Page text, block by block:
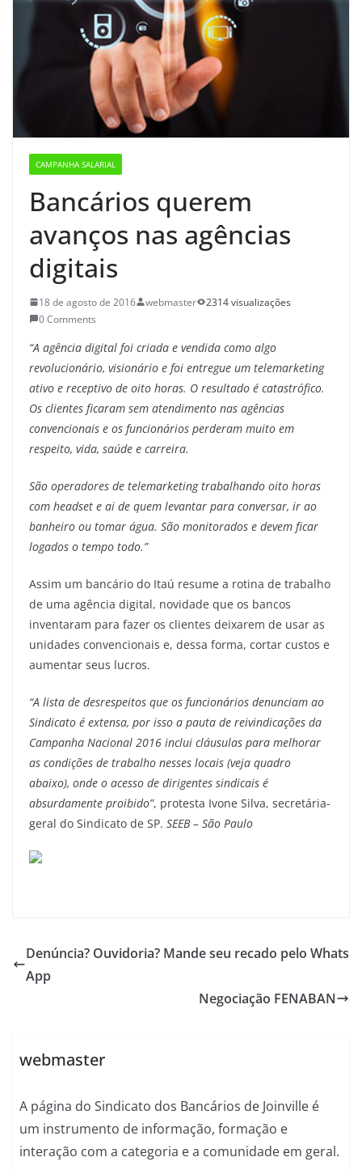
CAMPANHA SALARIAL
Bancários querem
avanços nas agências
digitais
18 de agosto de 2016 webmaster
2314 visualizações
0 Comments
“A agência digital foi criada e vendida como algo
revolucionário, visionário e foi entregue um telemarketing
ativo e receptivo de oito horas. O resultado é catastrófico.
Os clientes ficaram sem atendimento nas agências
convencionais e os funcionários perderam muito em
respeito, vida, saúde e carreira.
São operadores de telemarketing trabalhando oito horas
com headset e ai de quem levantar para conversar, ir ao
banheiro ou tomar água. São monitorados e devem ficar
logados o tempo todo.”
Assim um bancário do Itaú resume a rotina de trabalho
de uma agência digital, novidade que os bancos
inventaram para fazer os clientes deixarem de usar as
unidades convencionais e, dessa forma, cortar custos e
aumentar seus lucros.
“A lista de desrespeitos que os funcionários denunciam ao
Sindicato é extensa, por isso a pauta de reivindicações da
Campanha Nacional 2016 inclui cláusulas para melhorar
as condições de trabalho nesses locais (veja quadro
abaixo), onde o acesso de dirigentes sindicais é
absurdamente proibido”, protesta Ivone Silva, secretária-
geral do Sindicato de SP. SEEB – São Paulo
Denúncia? Ouvidoria? Mande seu recado pelo Whats
App
Negociação FENABAN
webmaster
A página do Sindicato dos Bancários de Joinville é
um instrumento de informação, formação e
interação com a categoria e a comunidade em geral.